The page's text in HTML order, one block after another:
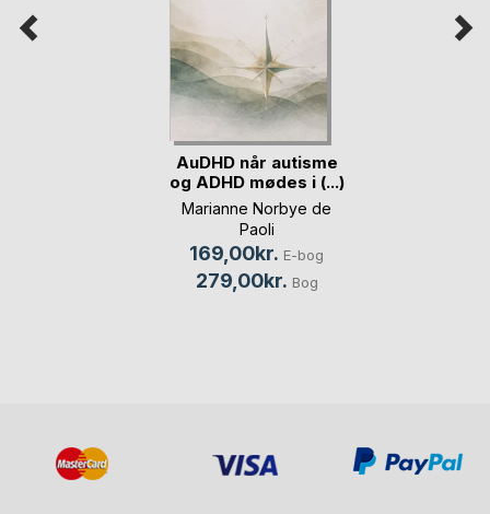
AuDHD når autisme
og ADHD mødes i (...)
Marianne Norbye de
Paoli
169,00kr. E-bog
279,00kr. Bog